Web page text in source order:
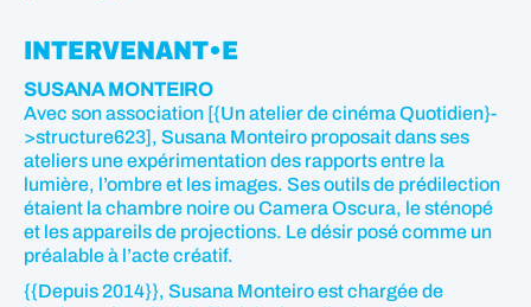
INTERVENANT•E
SUSANA MONTEIRO
Avec son association [{Un atelier de cinéma Quotidien}-
>structure623], Susana Monteiro proposait dans ses
ateliers une expérimentation des rapports entre la
lumière, l’ombre et les images. Ses outils de prédilection
étaient la chambre noire ou Camera Oscura, le sténopé
et les appareils de projections. Le désir posé comme un
préalable à l’acte créatif.
{{Depuis 2014}}, Susana Monteiro est chargée de